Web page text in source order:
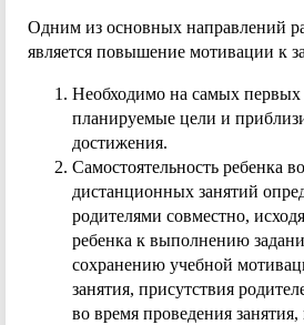
Одним из основных направлений
является повышение мотивации к
Необходимо на самых первых
планируемые цели и
достижения.
Самостоятельность ребенка
дистанционных занятий
родителями совместно,
ребенка к выполнению
сохранению учебной
занятия, присутствия
во время проведения занятия,